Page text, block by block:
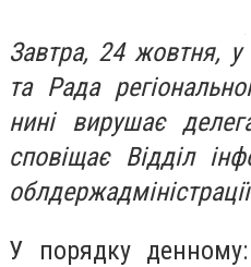
Завтра, 24 жовтня, у
та Рада
нині вирушає
сповіщає Відділ
У порядку денному: